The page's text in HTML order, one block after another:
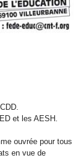
et les AESH.
ouvrée pour tous
en vue de